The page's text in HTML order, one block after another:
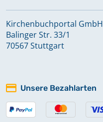
Kirchenbuchportal GmbH
Balinger Str. 33/1
70567 Stuttgart
Unsere Bezahlarten